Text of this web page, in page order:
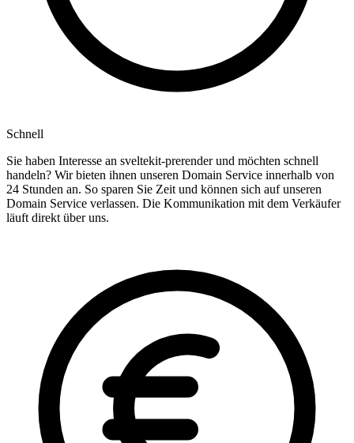
Schnell
Sie haben Interesse an sveltekit-prerender und möchten schnell
handeln? Wir bieten ihnen unseren Domain Service innerhalb von
24 Stunden an. So sparen Sie Zeit und können sich auf unseren
Domain Service verlassen. Die Kommunikation mit dem Verkäufer
läuft direkt über uns.